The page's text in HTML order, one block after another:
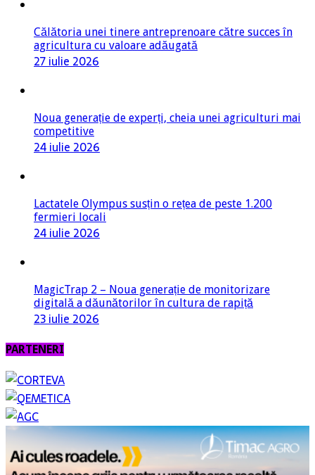
Călătoria unei tinere antreprenoare către succes în
agricultura cu valoare adăugată
27 iulie 2026
Noua generație de experți, cheia unei agriculturi mai
competitive
24 iulie 2026
Lactatele Olympus susțin o rețea de peste 1.200
fermieri locali
24 iulie 2026
MagicTrap 2 – Noua generație de monitorizare
digitală a dăunătorilor în cultura de rapiță
23 iulie 2026
PARTENERI